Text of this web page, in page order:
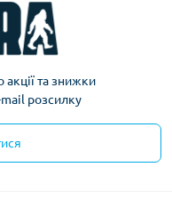
та знижки
розсилку